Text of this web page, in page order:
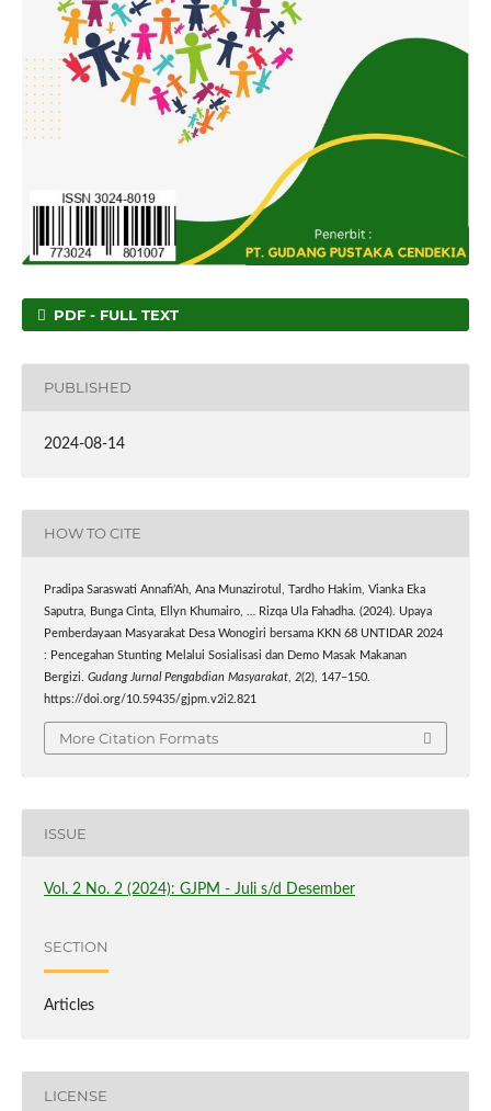
PDF - FULL TEXT
PUBLISHED
2024-08-14
HOW TO CITE
Pradipa Saraswati Annafi’Ah, Ana Munazirotul, Tardho Hakim, Vianka Eka
Saputra, Bunga Cinta, Ellyn Khumairo, … Rizqa Ula Fahadha. (2024). Upaya
Pemberdayaan Masyarakat Desa Wonogiri bersama KKN 68 UNTIDAR 2024
: Pencegahan Stunting Melalui Sosialisasi dan Demo Masak Makanan
Bergizi. Gudang Jurnal Pengabdian Masyarakat, 2(2), 147–150.
https://doi.org/10.59435/gjpm.v2i2.821
More Citation Formats
ISSUE
Vol. 2 No. 2 (2024): GJPM - Juli s/d Desember
SECTION
Articles
LICENSE